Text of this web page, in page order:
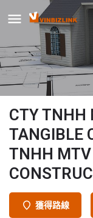
CTY TNHH
TANGIBLE
TNHH MTV
獲得路線